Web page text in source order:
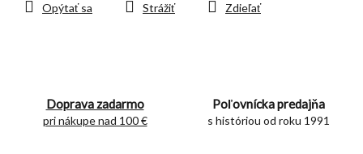
Doprava zadarmo
pri nákupe nad 100 €
Poľovnícka predajňa
s históriou od roku 1991
Opýtať sa Strážiť Zdieľať